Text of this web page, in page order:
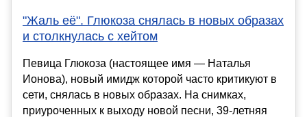
"Жаль её". Глюкоза снялась в новых образах
и столкнулась с хейтом
Певица Глюкоза (настоящее имя — Наталья
Ионова), новый имидж которой часто критикуют в
сети, снялась в новых образах. На снимках,
приуроченных к выходу новой песни, 39-летняя